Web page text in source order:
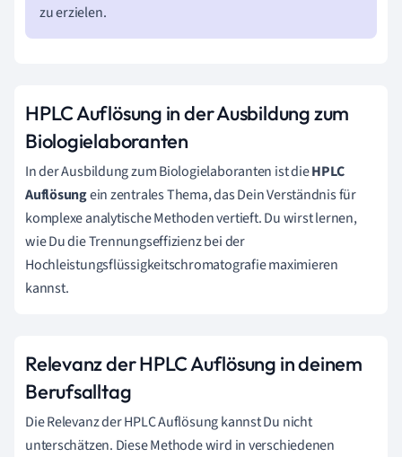
zu erzielen.
HPLC Auflösung in der Ausbildung zum
Biologielaboranten
In der Ausbildung zum Biologielaboranten ist dieHPLC
Auflösungein zentrales Thema, das Dein Verständnis für
komplexe analytische Methoden vertieft. Du wirst lernen,
wie Du die Trennungseffizienz bei der
Hochleistungsflüssigkeitschromatografie maximieren
kannst.
Relevanz der HPLC Auflösung in deinem
Berufsalltag
Die Relevanz der HPLC Auflösung kannst Du nicht
unterschätzen. Diese Methode wird in verschiedenen